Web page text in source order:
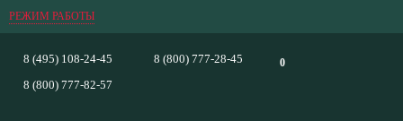
РЕЖИМ РАБОТЫ
0
8 (495) 108-24-45
8 (800) 777-82-57
8 (800) 777-28-45